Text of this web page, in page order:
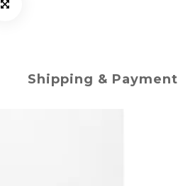
Shipping & Payment